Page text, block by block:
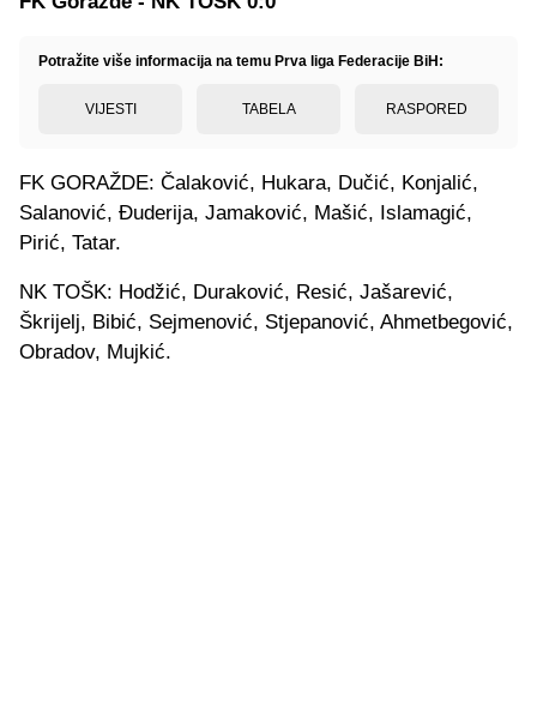
Potražite više informacija na temu Prva liga Federacije BiH:
VIJESTI TABELA RASPORED
FK GORAŽDE: Čalaković, Hukara, Dučić, Konjalić,
Salanović, Đuderija, Jamaković, Mašić, Islamagić,
Pirić, Tatar.
NK TOŠK: Hodžić, Duraković, Resić, Jašarević,
Škrijelj, Bibić, Sejmenović, Stjepanović, Ahmetbegović,
Obradov, Mujkić.